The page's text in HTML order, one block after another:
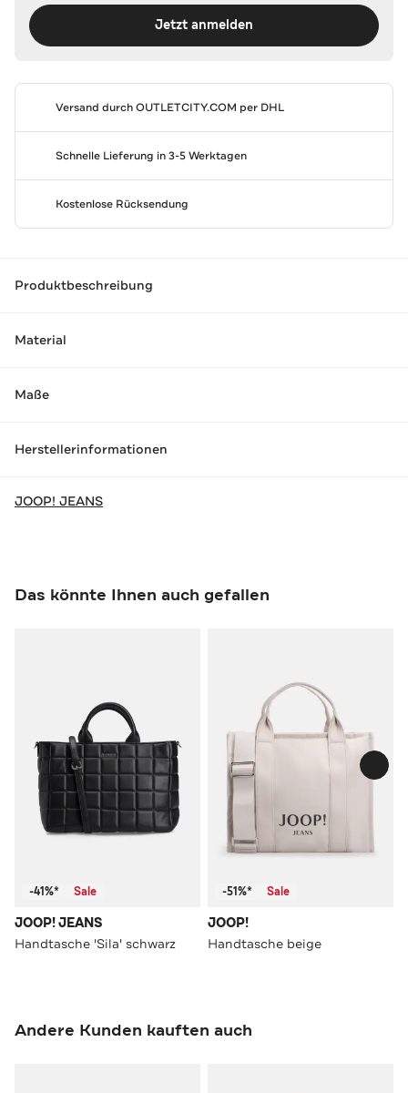
Jetzt anmelden
Versand durchOUTLETCITY.COM per DHL
Schnelle Lieferung in 3-5 Werktagen
Kostenlose Rücksendung
Produktbeschreibung
Material
Maße
Herstellerinformationen
JOOP! JEANS
Das könnte Ihnen auch gefallen
-41%* Sale
JOOP! JEANS
Handtasche 'Sila' schwarz
-51%* Sale
JOOP!
Handtasche beige
Andere Kunden kauften auch